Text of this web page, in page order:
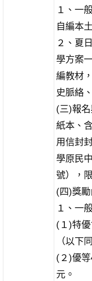
１、一
自編本
２、夏
學方案
編教材
史脈絡
(三)報
紙本、
用信封
學原民
號），
(四)獎勵
１、一
(１)特
（以下
(２)優
元。